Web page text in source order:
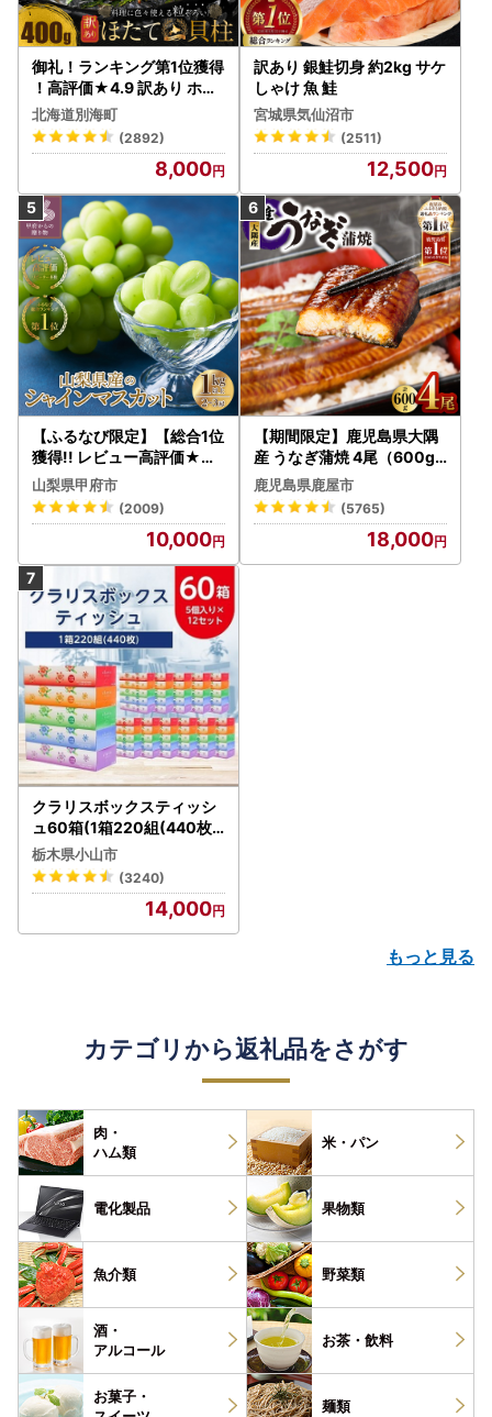
御礼！ランキング第1位獲得
！高評価★4.9 訳あり ホタ
テ 400g（ほたて 帆立 貝柱
冷凍 ）
北海道別海町
(2892)
8,000
訳あり 銀鮭切身 約2kg サケ
しゃけ 魚 鮭
宮城県気仙沼市
(2511)
12,500
【ふるなび限定】【総合1位
獲得!! レビュー高評価★】
〈2026年度配送分〉山梨
県産 シャインマスカット 2
～3房（1.0kg以上）シャイ
ン フルーツ FN-Limited-S
P
山梨県甲府市
(2009)
10,000
【期間限定】鹿児島県大隅
産 うなぎ蒲焼 4尾（600g
） KN007-004-04-cp18
うなぎ 鰻 魚 惣菜 総菜
鹿児島県鹿屋市
(5765)
18,000
クラリスボックスティッシ
ュ60箱(1箱220組(440枚))
(5個入り×12セット)【配送
不可地域：離島・沖縄県】
【1256759】
栃木県小山市
(3240)
14,000
もっと見る
カテゴリから返礼品をさがす
肉・
ハム類
米・パン
電化製品 果物類
魚介類 野菜類
酒・
アルコール
お茶・ 飲料
お菓子・
麺類